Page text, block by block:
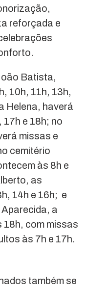
reforçada e
Batista,
10h, 11h, 13h,
Helena, haverá
17h e 18h; no
missas e
cemitério
às 8h e
as
14h e 16h; e
a
com missas
às 7h e 17h.
também se